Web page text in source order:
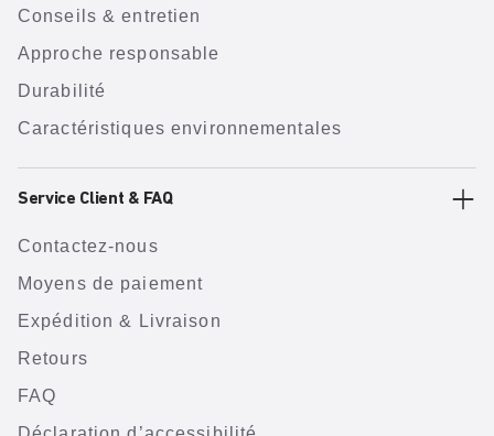
Conseils & entretien
Approche responsable
Durabilité
Caractéristiques environnementales
Service Client & FAQ
Contactez-nous
Moyens de paiement
Expédition & Livraison
Retours
FAQ